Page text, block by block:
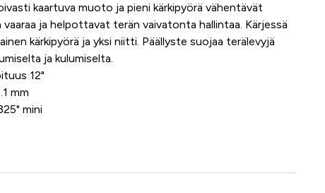
kaartuva muoto ja pieni kärkipyörä vähentävät
ja helpottavat terän vaivatonta hallintaa. Kärjessä
kärkipyörä ja yksi niitti. Päällyste suojaa terälevyjä
ja kulumiselta.
12"
mm
mini